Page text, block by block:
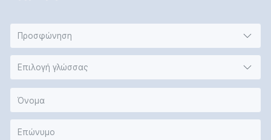
Προσφώνηση
Επιλογή γλώσσας